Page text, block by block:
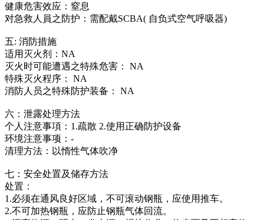
健康危害效应：窒息
对急救人員之防护：需配戴SCBA( 自负式空气呼吸器)
五: 消防措施
适用灭火剂：NA
灭火时可能遭遇之特殊危害： NA
特殊灭火程序： NA
消防人员之特殊防护装备： NA
六：泄露处理方法
个人注意事項：1.疏散 2.使用正确防护设备
环境注意事项：-
清理方法：以惰性气体吹净
七：安全处置及储存方法
处置：
1.必须在通风良好区域，不可滚动钢瓶，应使用推车。
2.不可加热钢瓶，应防止钢瓶气体回流。